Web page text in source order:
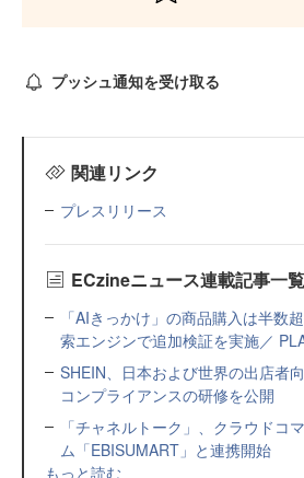
プッシュ通知を受け取る
関連リンク
プレスリリース
ECzineニュース連載記事一覧
「AIきっかけ」の商品購入は半数
索エンジンで追加検証を実施／
SHEIN、日本および世界の出店者
コンプライアンスの研修を公開
「チャネルトーク」、クラウドコ
ム「EBISUMART」と連携開始
もっと読む